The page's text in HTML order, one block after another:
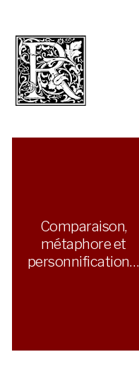
Comparaison,
métaphore et
personnification…